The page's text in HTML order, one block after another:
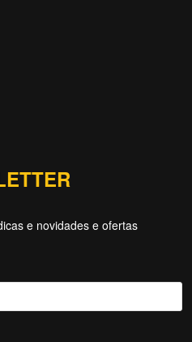
e novidades e ofertas